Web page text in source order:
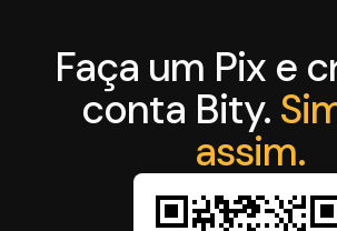
Faça um Pix e
conta Bity.
assim.